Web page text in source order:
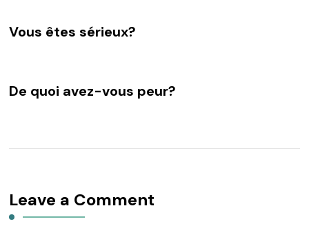
Vous êtes sérieux?
De quoi avez-vous peur?
Leave a Comment